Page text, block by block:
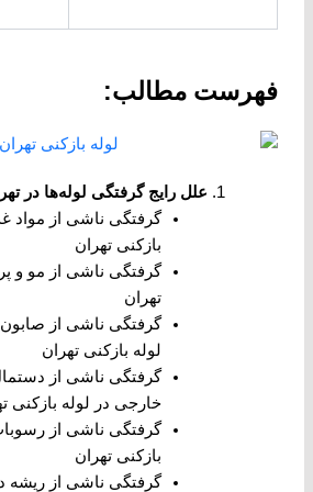
فهرست مطالب:
علل رایج گرفتگی لوله‌ها در
گرفتگی ناشی از مواد
بازکنی تهران
گرفتگی ناشی از مو و
تهران
گرفتگی ناشی از صابون
لوله بازکنی تهران
گرفتگی ناشی از
خارجی در لوله بازکنی
گرفتگی ناشی از
بازکنی تهران
گرفتگی ناشی از ریشه